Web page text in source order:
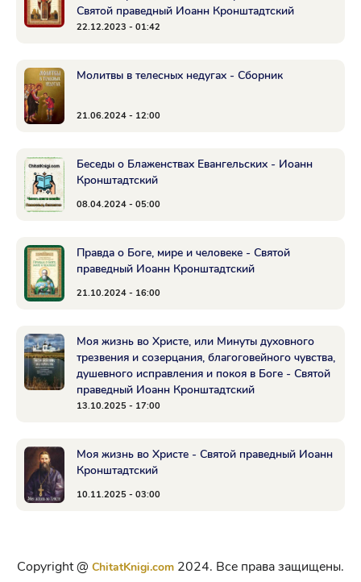
Святой праведный Иоанн Кронштадтский
22.12.2023 - 01:42
Молитвы в телесных недугах - Сборник
21.06.2024 - 12:00
Беседы о Блаженствах Евангельских - Иоанн
Кронштадтский
08.04.2024 - 05:00
Правда о Боге, мире и человеке - Святой
праведный Иоанн Кронштадтский
21.10.2024 - 16:00
Моя жизнь во Христе, или Минуты духовного
трезвения и созерцания, благоговейного чувства,
душевного исправления и покоя в Боге - Святой
праведный Иоанн Кронштадтский
13.10.2025 - 17:00
Моя жизнь во Христе - Святой праведный Иоанн
Кронштадтский
10.11.2025 - 03:00
Copyright @ ChitatKnigi.com 2024. Все права защищены.